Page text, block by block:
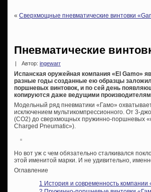
« Сверхмощные пневматические винтовки
Пневматические
| Автор: ingewarr
Испанская оружейная компания «El Gamo»
разные годы созданные ею образцы
поршневых винтовок, и по сей день
копируются даже ведущими
Модельный ряд пневматики «Гамо»
исключением мультикомпрессионного. От 3-
(CO2) до сверхмощных пружинно-поршневых
Charged Pneumatic»).
Но вот уж с чем обязательно сталкивался
этой именитой марки. И не удивительно,
Оглавление
1 История и современность компании